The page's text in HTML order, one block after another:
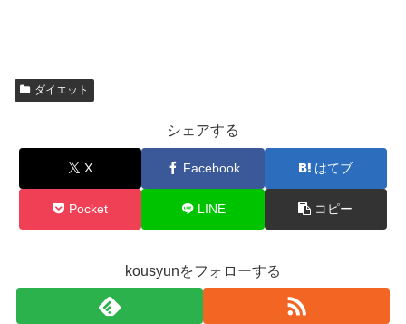
ダイエット
シェアする
X Facebook はてブ
Pocket LINE コピー
kousyunをフォローする